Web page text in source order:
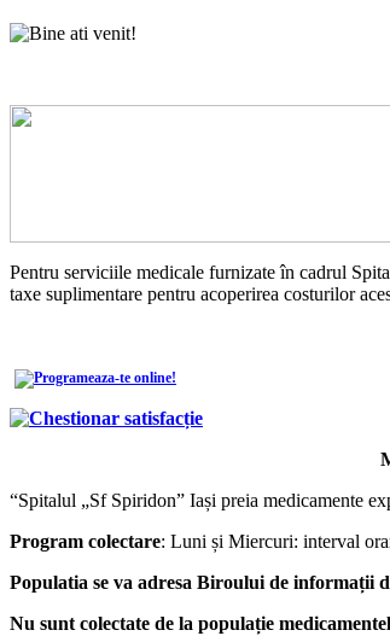
Pentru serviciile medicale furnizate în cadrul
taxe suplimentare pentru acoperirea costurilor
“Spitalul „Sf Spiridon” Iași preia medicamente
Program colectare: Luni și Miercuri: interval
Populatia se va adresa Biroului de informații
Nu sunt colectate de la populație